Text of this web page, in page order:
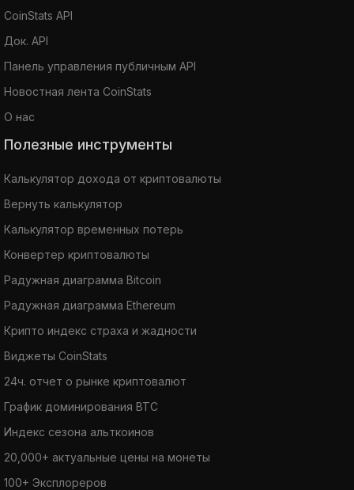
CoinStats API
Док. API
Панель управления публичным API
Новостная лента CoinStats
О нас
Полезные инструменты
Калькулятор дохода от криптовалюты
Вернуть калькулятор
Калькулятор временных потерь
Конвертер криптовалюты
Радужная диаграмма Bitcoin
Радужная диаграмма Ethereum
Крипто индекс страха и жадности
Виджеты CoinStats
24ч. отчет о рынке криптовалют
График доминирования BTC
Индекс сезона альткоинов
20,000+ актуальные цены на монеты
100+ Эксплореров